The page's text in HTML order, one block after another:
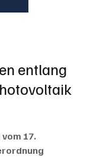
entlang
17.